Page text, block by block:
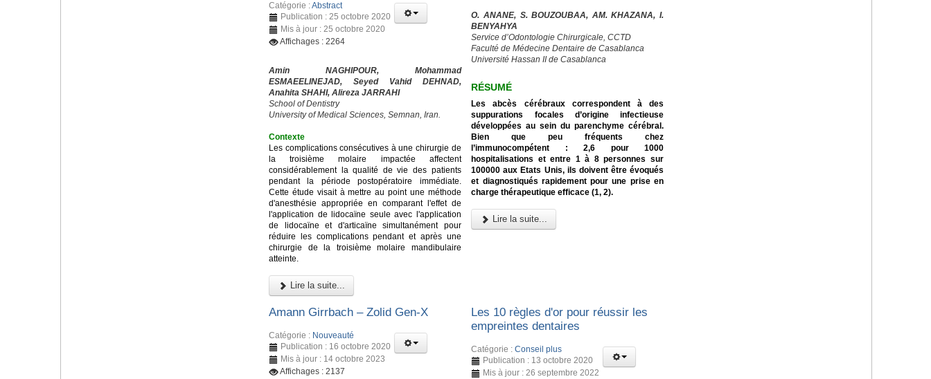
Catégorie :Abstract
Publication : 25 octobre 2020
Mis à jour : 25 octobre 2020
Affichages : 2264
Amin NAGHIPOUR, Mohammad
ESMAEELINEJAD, Seyed Vahid DEHNAD,
Anahita SHAHI, Alireza JARRAHI
School of Dentistry
University of Medical Sciences, Semnan, Iran.
Contexte
Les complications consécutives à une chirurgie de
la troisième molaire impactée affectent
considérablement la qualité de vie des patients
pendant la période postopératoire immédiate.
Cette étude visait à mettre au point une méthode
d'anesthésie appropriée en comparant l'effet de
l'application de lidocaïne seule avec l'application
de lidocaïne et d'articaïne simultanément pour
réduire les complications pendant et après une
chirurgie de la troisième molaire mandibulaire
atteinte.
Lire la suite...
O. ANANE, S. BOUZOUBAA, AM. KHAZANA, I.
BENYAHYA
Service d’Odontologie Chirurgicale, CCTD
Faculté de Médecine Dentaire de Casablanca
Université Hassan II de Casablanca
RÉSUMÉ
Les abcès cérébraux correspondent à des
suppurations focales d’origine infectieuse
développées au sein du parenchyme cérébral.
Bien que peu fréquents chez
l’immunocompétent : 2,6 pour 1000
hospitalisations et entre 1 à 8 personnes sur
100000 aux Etats Unis, ils doivent être évoqués
et diagnostiqués rapidement pour une prise en
charge thérapeutique efficace (1, 2).
Lire la suite...
Amann Girrbach – Zolid Gen-X
Catégorie : Nouveauté
Publication : 16 octobre 2020
Mis à jour : 14 octobre 2023
Affichages : 2137
Les 10 règles d'or pour réussir les
empreintes dentaires
Catégorie :Conseil plus
Publication : 13 octobre 2020
Mis à jour : 26 septembre 2022